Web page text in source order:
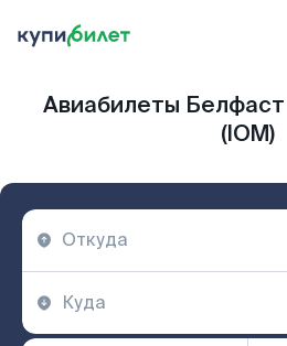
Авиабилеты
(IOM)